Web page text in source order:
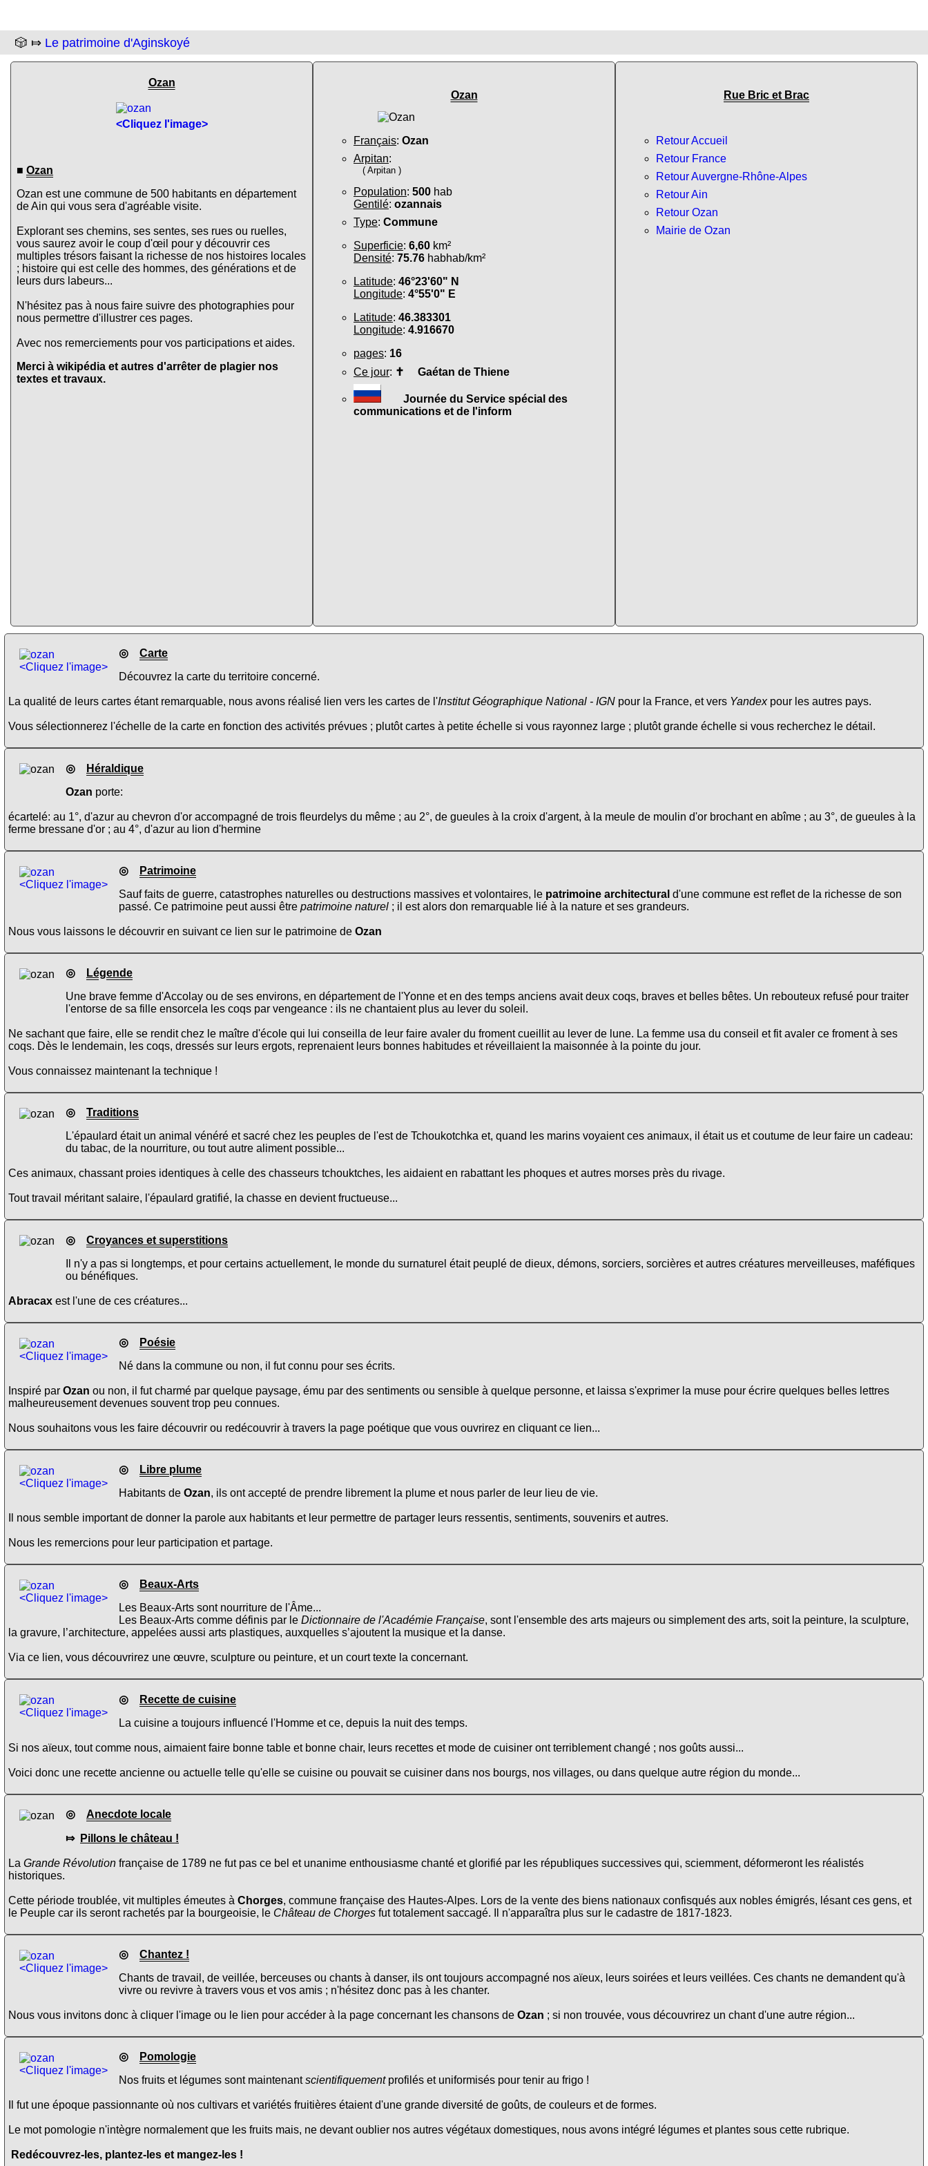
🎲 ⤇ Le patrimoine d'Aginskoyé
Ozan
<Cliquez l'image>
■ Ozan
Ozan est une commune de 500 habitants en département
de Ain qui vous sera d'agréable visite.
Explorant ses chemins, ses sentes, ses rues ou ruelles,
vous saurez avoir le coup d'œil pour y découvrir ces
multiples trésors faisant la richesse de nos histoires locales
; histoire qui est celle des hommes, des générations et de
leurs durs labeurs...
N'hésitez pas à nous faire suivre des photographies pour
nous permettre d'illustrer ces pages.
Avec nos remerciements pour vos participations et aides.
Merci à wikipédia et autres d'arrêter de plagier nos
textes et travaux.
Ozan
Français: Ozan
Arpitan:
( Arpitan )
Population: 500 hab
Gentilé: ozannais
Type: Commune
Superficie: 6,60 km²
Densité: 75.76 habhab/km²
Latitude: 46°23'60" N
Longitude: 4°55'0" E
Latitude: 46.383301
Longitude: 4.916670
pages: 16
Ce jour: ✝ Gaétan de Thiene
Journée du Service spécial des
communications et de l'inform
Rue Bric et Brac
Retour Accueil
Retour France
Retour Auvergne-Rhône-Alpes
Retour Ain
Retour Ozan
Mairie de Ozan
<Cliquez l'image>
◎ Carte
Découvrez la carte du territoire concerné.
La qualité de leurs cartes étant remarquable, nous avons réalisé lien vers les cartes de l'Institut Géographique National - IGN pour la France, et vers Yandexpour les autres pays.
Vous sélectionnerez l'échelle de la carte en fonction des activités prévues ; plutôt cartes à petite échelle si vous rayonnez large ; plutôt grande échelle si vous recherchez le détail.
◎
Héraldique
Ozan porte:
écartelé: au 1°, d'azur au chevron d'or accompagné de trois fleurdelys du même ; au 2°, de gueules à la croix d'argent, à la meule de moulin d'or brochant en abîme ; au 3°, de gueules à la
ferme bressane d'or ; au 4°, d'azur au lion d'hermine
<Cliquez l'image>
◎
Patrimoine
Sauf faits de guerre, catastrophes naturelles ou destructions massives et volontaires, le patrimoine architectural d'une commune est reflet de la richesse de son
passé. Ce patrimoine peut aussi être patrimoine naturel ; il est alors don remarquable lié à la nature et ses grandeurs.
Nous vous laissons le découvrir en suivant ce lien sur le patrimoine de Ozan
◎
Légende
Une brave femme d'Accolay ou de ses environs, en département de l'Yonne et en des temps anciens avait deux coqs, braves et belles bêtes. Un rebouteux refusé pour traiter
l'entorse de sa fille ensorcela les coqs par vengeance : ils ne chantaient plus au lever du soleil.
Ne sachant que faire, elle se rendit chez le maître d'école qui lui conseilla de leur faire avaler du froment cueillit au lever de lune. La femme usa du conseil et fit avaler ce froment à ses
coqs. Dès le lendemain, les coqs, dressés sur leurs ergots, reprenaient leurs bonnes habitudes et réveillaient la maisonnée à la pointe du jour.
Vous connaissez maintenant la technique !
◎ Traditions
L'épaulard était un animal vénéré et sacré chez les peuples de l'est de Tchoukotchka et, quand les marins voyaient ces animaux, il était us et coutume de leur faire un cadeau:
du tabac, de la nourriture, ou tout autre aliment possible...
Ces animaux, chassant proies identiques à celle des chasseurs tchouktches, les aidaient en rabattant les phoques et autres morses près du rivage.
Tout travail méritant salaire, l'épaulard gratifié, la chasse en devient fructueuse...
◎ Croyances et superstitions
Il n'y a pas si longtemps, et pour certains actuellement, le monde du surnaturel était peuplé de dieux, démons, sorciers, sorcières et autres créatures merveilleuses, maféfiques
ou bénéfiques.
Abracax est l'une de ces créatures...
<Cliquez l'image>
◎
Poésie
Né dans la commune ou non, il fut connu pour ses écrits.
Inspiré par Ozan ou non, il fut charmé par quelque paysage, ému par des sentiments ou sensible à quelque personne, et laissa s'exprimer la muse pour écrire quelques belles lettres
malheureusement devenues souvent trop peu connues.
Nous souhaitons vous les faire découvrir ou redécouvrir à travers la page poétique que vous ouvrirez en cliquant ce lien...
<Cliquez l'image>
◎
Libre plume
Habitants de Ozan, ils ont accepté de prendre librement la plume et nous parler de leur lieu de vie.
Il nous semble important de donner la parole aux habitants et leur permettre de partager leurs ressentis, sentiments, souvenirs et autres.
Nous les remercions pour leur participation et partage.
<Cliquez l'image>
◎
Beaux-Arts
Les Beaux-Arts sont nourriture de l'Âme...
Les Beaux-Arts comme définis par le Dictionnaire de l'Académie Française, sont l'ensemble des arts majeurs ou simplement des arts, soit la peinture, la sculpture,
la gravure, l’architecture, appelées aussi arts plastiques, auxquelles s’ajoutent la musique et la danse.
Via ce lien, vous découvrirez une œuvre, sculpture ou peinture, et un court texte la concernant.
<Cliquez l'image>
◎
Recette de cuisine
La cuisine a toujours influencé l'Homme et ce, depuis la nuit des temps.
Si nos aïeux, tout comme nous, aimaient faire bonne table et bonne chair, leurs recettes et mode de cuisiner ont terriblement changé ; nos goûts aussi...
Voici donc une recette ancienne ou actuelle telle qu'elle se cuisine ou pouvait se cuisiner dans nos bourgs, nos villages, ou dans quelque autre région du monde...
◎ Anecdote locale
⤇ Pillons le château !
La Grande Révolution française de 1789 ne fut pas ce bel et unanime enthousiasme chanté et glorifié par les républiques successives qui, sciemment, déformeront les réalistés
historiques.
Cette période troublée, vit multiples émeutes à Chorges, commune française des Hautes-Alpes. Lors de la vente des biens nationaux confisqués aux nobles émigrés, lésant ces gens, et
le Peuple car ils seront rachetés par la bourgeoisie, le Château de Chorges fut totalement saccagé. Il n'apparaîtra plus sur le cadastre de 1817-1823.
<Cliquez l'image>
◎ Chantez !
Chants de travail, de veillée, berceuses ou chants à danser, ils ont toujours accompagné nos aïeux, leurs soirées et leurs veillées. Ces chants ne demandent qu'à
vivre ou revivre à travers vous et vos amis ; n'hésitez donc pas à les chanter.
Nous vous invitons donc à cliquer l'image ou le lien pour accéder à la page concernant les chansons de Ozan ; si non trouvée, vous découvrirez un chant d'une autre région...
<Cliquez l'image>
◎
Pomologie
Nos fruits et légumes sont maintenantscientifiquementprofilés et uniformisés pour tenir au frigo !
Il fut une époque passionnante où nos cultivars et variétés fruitières étaient d'une grande diversité de goûts, de couleurs et de formes.
Le mot pomologie n'intègre normalement que les fruits mais, ne devant oublier nos autres végétaux domestiques, nous avons intégré légumes et plantes sous cette rubrique.
Redécouvrez-les, plantez-les et mangez-les !